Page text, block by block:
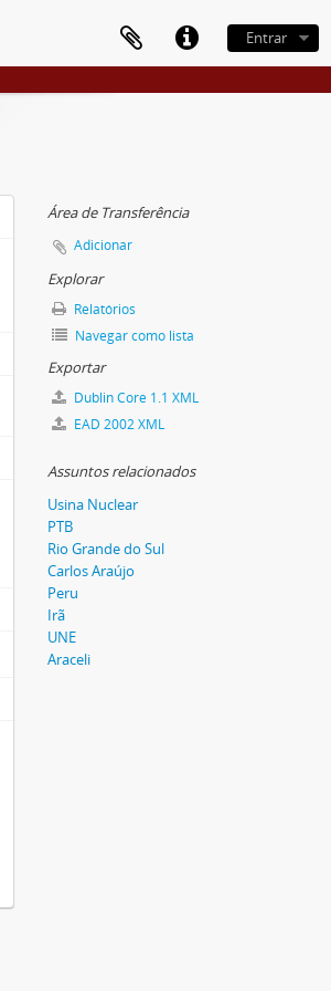
Entrar
Área de Transferência
Adicionar
Explorar
Relatórios
Navegar como lista
Exportar
Dublin Core 1.1 XML
EAD 2002 XML
Assuntos relacionados
Usina Nuclear
PTB
Rio Grande do Sul
Carlos Araújo
Peru
Irã
UNE
Araceli